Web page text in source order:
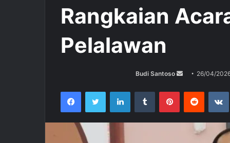
Rangkaian
Pelalawan
Budi Santoso
d
a
26/04/